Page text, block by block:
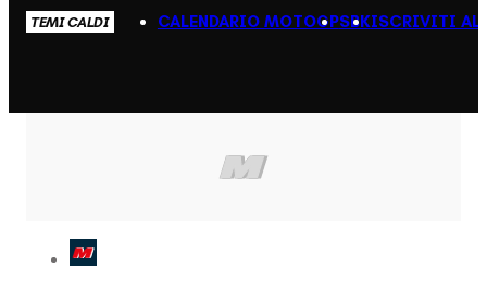
TEMI CALDI CALENDARIO MOTOGPSBKISCRIVITI AL